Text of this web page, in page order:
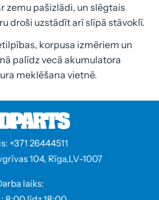
zemu pašizlādi, un slēgtais
droši uzstādīt arī slīpā stāvoklī.
korpusa izmēriem un
palīdz vecā akumulatora
meklēšana vietnē.
+371 26444511
104, Rīga,LV-1007
laiks: